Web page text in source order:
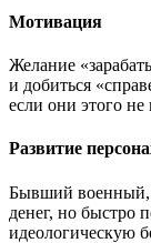
Мотивация
Желание
и добиться
если они этого не
Развитие
Бывший военный,
денег, но быстро
идеологическую